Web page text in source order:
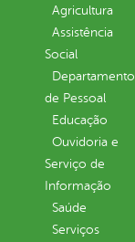
Agricultura
Assistência
Social
Departamento
de Pessoal
Educação
Ouvidoria e
Serviço de
Informação
Saúde
Serviços